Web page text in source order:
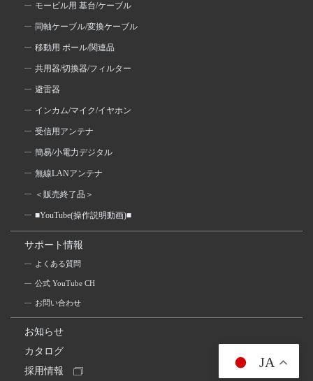
モービル用 基台/ケーブル
同軸ケーブル/変換ケーブル
移動用 ポール/関連品
共用器/切換器/フィルター
避雷器
インカム/マイク/イヤホン
受信用アンテナ
簡易/小電力デジタル
無線LANアンテナ
＜販売終了品＞
■YouTube(操作説明動画)■
サポート情報
よくある質問
公式 YouTube CH
お問い合わせ
お知らせ
カタログ
採用情報
JA